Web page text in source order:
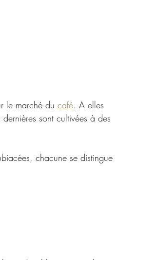
le marché du café. A elles
sont cultivées à des
chacune se distingue